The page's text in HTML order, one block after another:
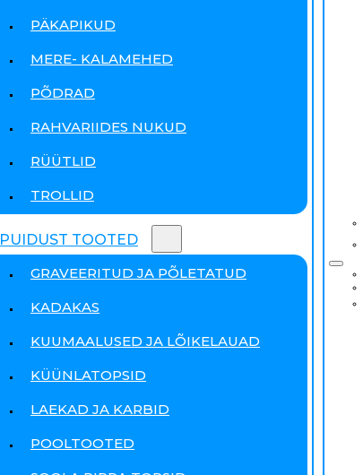
PÄKAPIKUD
MERE- KALAMEHED
PÕDRAD
RAHVARIIDES NUKUD
RÜÜTLID
TROLLID
PUIDUST TOOTED
GRAVEERITUD JA PÕLETATUD
KADAKAS
KUUMAALUSED JA LÕIKELAUAD
KÜÜNLATOPSID
LAEKAD JA KARBID
POOLTOOTED